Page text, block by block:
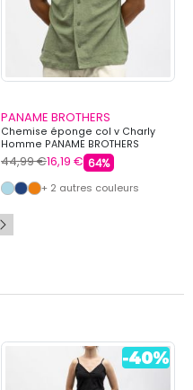
PANAME BROTHERS
Chemise éponge col v Charly
Homme PANAME BROTHERS
44,99 €16,19 € 64%
+ 2 autres couleurs